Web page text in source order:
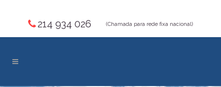
214 934 026 (Chamada para rede fixa nacional)